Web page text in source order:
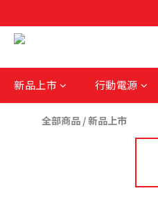
新品上市 行動電源
全部商品 /新品上市